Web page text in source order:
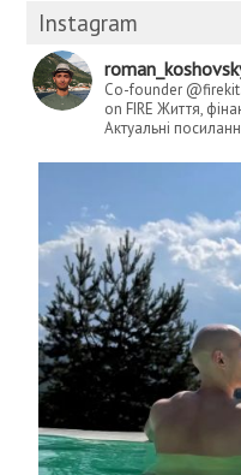
Instagram
Co-founder
on FIRE Життя,
Актуальні